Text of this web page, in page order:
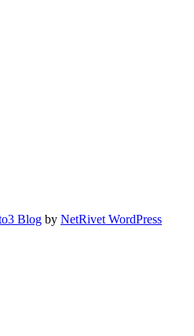
Blog by NetRivet WordPress